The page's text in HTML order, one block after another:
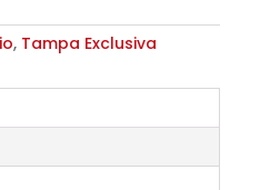
, Tampa Exclusiva